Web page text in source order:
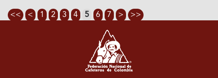
<< < 1 2 3 4 5 6 7 > >>